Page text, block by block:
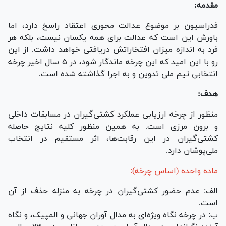
مقدمه:
فدراسیون بر موضوع عدالت محوری اعتقاد راسخ دارد، اما
باورش این است که عدالت برای همه یکسان نیست، بلکه هر
فرد به اندازه میزان افتخاراتش دریافتی خواهد داشت. از این
رو با این امید که این چرخه ماندگار شود، در ۵ سال اخیر چرخه
انتخابی تیم ملی تدوین و به اجرا گذاشته شده است.
هدف:
منظور از چرخه ارزیابی عملکرد کشتی‌گیران در مسابقات داخلی
و برون مرزی است. به همین منظور کلیه نتایج حاصله
کشتی‌گیران در این رقابت‌ها، اثر مستقیم در انتخاب
ملی‌پوشان دارد.
ماده واحده (اساس چرخه):
الف: عدم حضور کشتی‌گیران در چرخه به منزله حذف از آن
است.
ب: در چرخه نگاه ویژه‌ای به مدال آوران جهانی و المپیک، و نگاه